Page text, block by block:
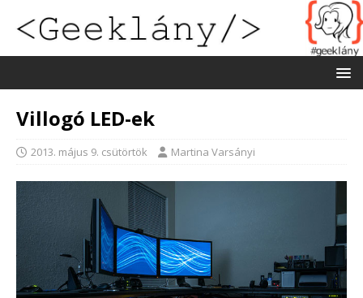
Villogó LED-ek
2013. május 9. csütörtök Martina Varsányi